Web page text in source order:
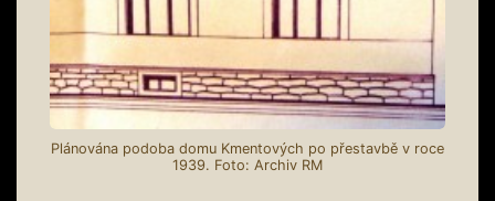
Plánována podoba domu Kmentových po přestavbě v roce
1939. Foto: Archiv RM